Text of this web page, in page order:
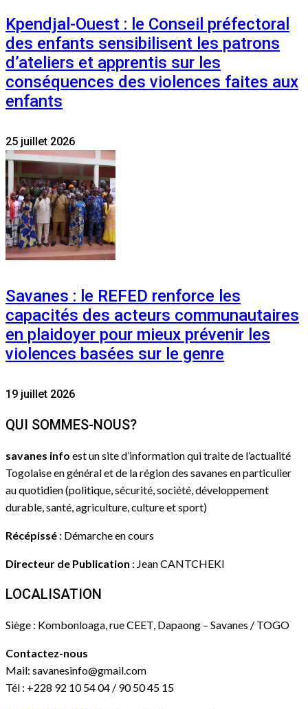
Kpendjal-Ouest : le Conseil préfectoral
des enfants sensibilisent les patrons
d’ateliers et apprentis sur les
conséquences des violences faites aux
enfants
25 juillet 2026
Savanes : le REFED renforce les
capacités des acteurs communautaires
en plaidoyer pour mieux prévenir les
violences basées sur le genre
19 juillet 2026
QUI SOMMES-NOUS?
savanes info est un site d’information qui traite de l’actualité
Togolaise en général et de la région des savanes en particulier
au quotidien (politique, sécurité, société, développement
durable, santé, agriculture, culture et sport)
Récépissé : Démarche en cours
Directeur de Publication : Jean CANTCHEKI
LOCALISATION
Siège : Kombonloaga, rue CEET, Dapaong – Savanes / TOGO
Contactez-nous
Mail: savanesinfo@gmail.com
Tél : +228 92 10 54 04 / 90 50 45 15